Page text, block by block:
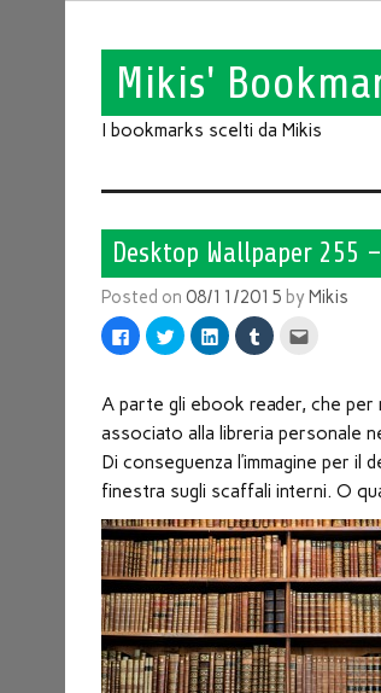
Mikis'
I bookmarks scelti da Mikis
Desktop Wallpaper 255
Posted on08/11/2015 byMikis
Fai
clic
Facebook
apre
una
finestra)
Fai
clic
su
Twitter
(Si
in
una
nuova
finestra)
Fai
clic
su
(Si
in
nuova
Fai
clic
su
Tumblr
(Si
apre
in
una
nuova
l'articolo
mail
un
amico
(Si
in
una
nuova
finestra)
A parte gli ebook reader, che
associato alla libreria personale
Di conseguenza l’immagine per
finestra sugli scaffali interni. O